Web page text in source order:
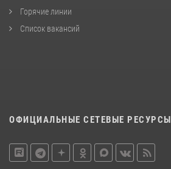
Горячие линии
Список вакансий
ОФИЦИАЛЬНЫЕ СЕТЕВЫЕ РЕСУРСЫ